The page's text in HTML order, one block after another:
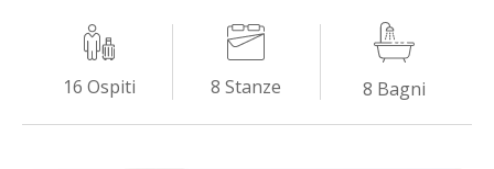
16 Ospiti 8 Stanze 8 Bagni